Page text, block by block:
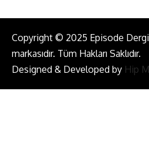
Copyright © 2025 Episode
markasıdır. Tüm Hakları Saklıdır.
Designed & Developed by Hip